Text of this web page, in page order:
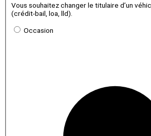
Vous souhaitez changer le titulaire d’un
(crédit-bail, loa, lld).
Occasion